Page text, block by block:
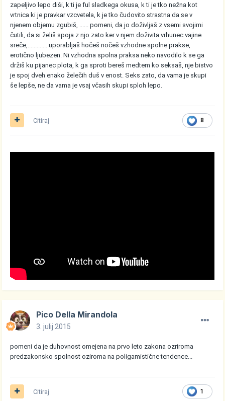
zapeljivo lepo diši, k ti je ful sladkega okusa, k ti je tko nežna kot
vrtnica ki je pravkar vzcvetela, k je tko čudovito strastna da se v
njenem objemu zgubiš, ...... pomeni, da jo doživljaš z vsemi svojimi
čutili, da si želiš spoja z njo zato ker v njem doživita vrhunec vajine
sreče,............. uporabljaš hočeš nočeš vzhodne spolne prakse,
erotično ljubezen. Ni vzhodna spolna praksa neko navodilo k se ga
držiš ku pijanec plota, k ga sproti bereš medtem ko seksaš, nje bistvo
je spoj dveh enako želečih duš v enost. Seks zato, da vama je skupi
še lepše, ne da vama je vsaj včasih skupi sploh lepo.
8
Citiraj
Pico Della Mirandola
3. julij 2015
pomeni da je duhovnost omejena na prvo leto zakona ozriroma
predzakonsko spolnost oziroma na poligamistične tendence...
1
Citiraj